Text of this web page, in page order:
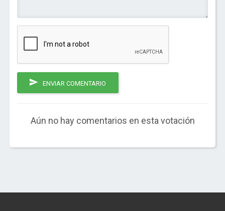
ENVIAR COMENTARIO
Aún no hay comentarios en esta votación